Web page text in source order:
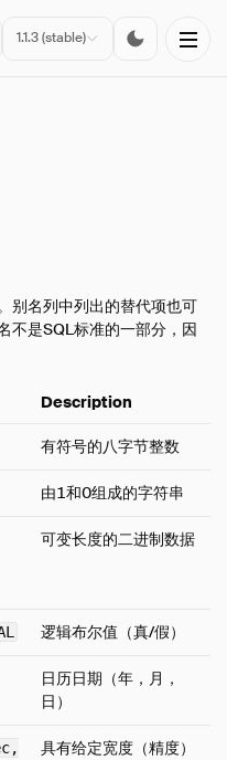
1.1.3 (stable)
别名列中列出的替代项也可
不是SQL标准的一部分，因
Description
有符号的八字节整数
由1和0组成的字符串
可变长度的二进制数据
逻辑布尔值（真/假）
日历日期（年，月，
日）
具有给定宽度（精度）